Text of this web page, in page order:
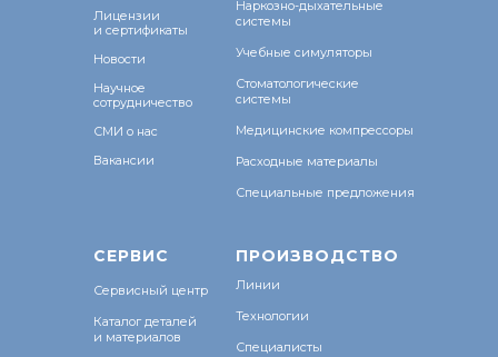
Лицензии
и сертификаты
Новости
Научное
сотрудничество
СМИ о нас
Вакансии
Наркозно-дыхательные
системы
Учебные симуляторы
Стоматологические
системы
Медицинские компрессоры
Расходные материалы
Специальные предложения
СЕРВИС
Сервисный центр
Каталог деталей
и материалов
ПРОИЗВОДСТВО
Линии
Технологии
Специалисты